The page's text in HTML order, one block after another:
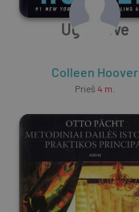
Ugly Love
Colleen Hoover
Prieš 4 m.